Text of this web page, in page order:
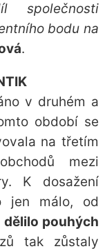
společnosti
bodu na
.
v druhém a
období se
na třetím
mezi
. K dosažení
jen málo, od
dělilo pouhých
tak zůstaly